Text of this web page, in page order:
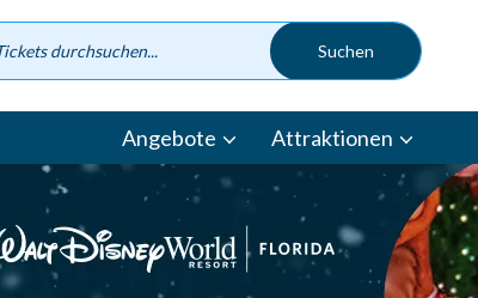
Angebote Attraktionen